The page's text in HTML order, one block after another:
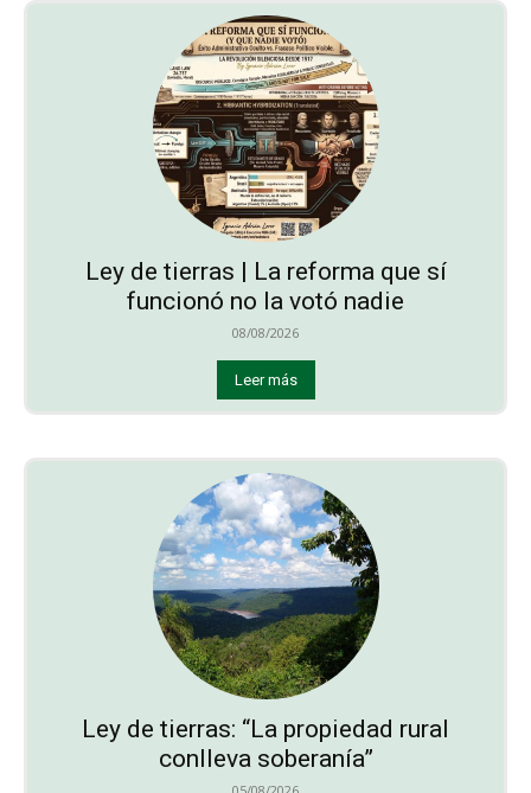
Ley de tierras | La reforma que sí
funcionó no la votó nadie
08/08/2026
Leer más
Ley de tierras: “La propiedad rural
conlleva soberanía”